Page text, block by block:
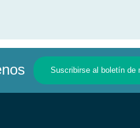
Suscribirse al boletín de